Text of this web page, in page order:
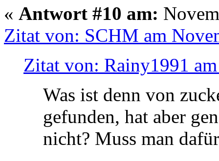
« Antwort #10 am:
Zitat von: SCHM am
Zitat von: Rainy1991
Was ist denn von
gefunden, hat aber
nicht? Muss man